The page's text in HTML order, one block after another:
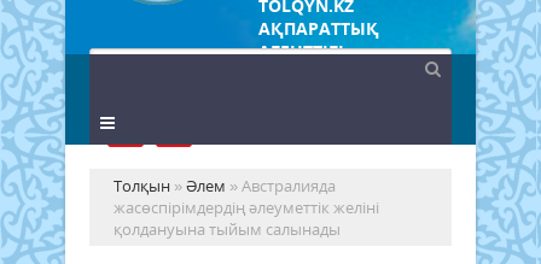
TOLQYN.KZ
АҚПАРАТТЫҚ
АГЕНТТІГІ
Толқын »Әлем » Австралияда
жасөспірімдердің әлеуметтік желіні
қолдануына тыйым салынады